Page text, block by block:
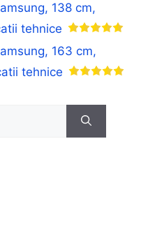
138 cm,
tehnice
163 cm,
tehnice